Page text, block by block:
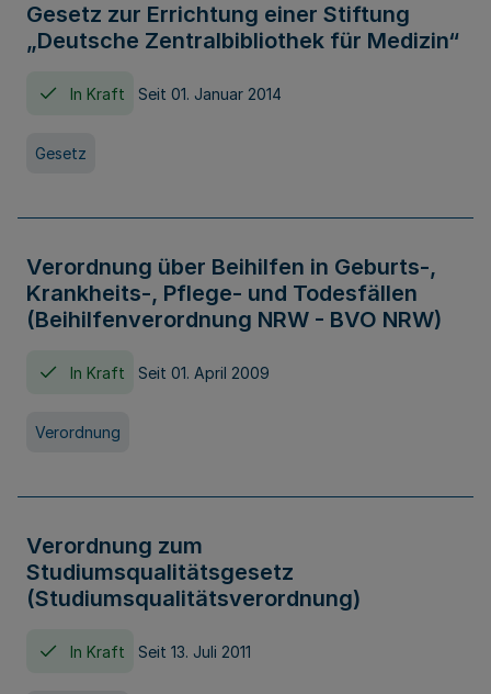
Gesetz zur Errichtung einer Stiftung
„Deutsche Zentralbibliothek für Medizin“
In Kraft Seit 01. Januar 2014
Gesetz
Verordnung über Beihilfen in Geburts-,
Krankheits-, Pflege- und Todesfällen
(Beihilfenverordnung NRW - BVO NRW)
In Kraft Seit 01. April 2009
Verordnung
Verordnung zum
Studiumsqualitätsgesetz
(Studiumsqualitätsverordnung)
In Kraft Seit 13. Juli 2011